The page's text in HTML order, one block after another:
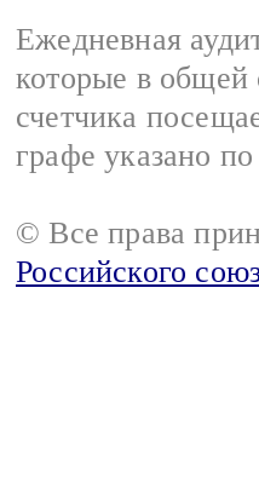
Ежедневная
которые в общей
счетчика
графе указано
© Все права
Российского